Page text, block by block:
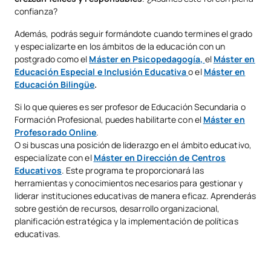
confianza?
Además, podrás seguir formándote cuando termines el grado
y especializarte en los ámbitos de la educación con un
postgrado como el Máster en Psicopedagogía, el Máster en
Educación Especial e Inclusión Educativao el Máster en
Educación Bilingüe.
Si lo que quieres es ser profesor de Educación Secundaria o
Formación Profesional, puedes habilitarte con el Máster en
Profesorado Online.
O si buscas una posición de liderazgo en el ámbito educativo,
especialízate con el Máster en Dirección de Centros
Educativos. Este programa te proporcionará las
herramientas y conocimientos necesarios para gestionar y
liderar instituciones educativas de manera eficaz. Aprenderás
sobre gestión de recursos, desarrollo organizacional,
planificación estratégica y la implementación de políticas
educativas.